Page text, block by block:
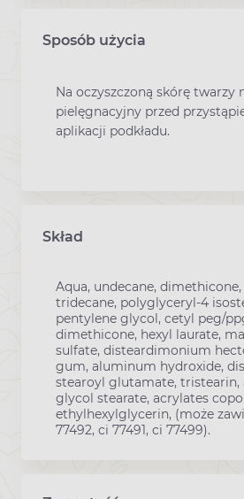
Sposób użycia
Na oczyszczoną skórę twarzy
pielęgnacyjny przed
aplikacji podkładu.
Skład
Aqua, undecane,
tridecane, polyglyceryl-4
pentylene glycol, cetyl peg/
dimethicone, hexyl laurate,
sulfate, disteardimonium
gum, aluminum hydroxide,
stearoyl glutamate, tristearin,
glycol stearate, acrylates
ethylhexylglycerin, (może
77492, ci 77491, ci 77499).